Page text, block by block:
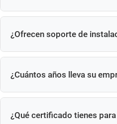
Embalamos el equipo en
¿Ofrecen soporte de
Sí, instalación y capacitación
¿Cuántos años lleva su
Taichuang tiene más de 20
¿Qué certificado tienes